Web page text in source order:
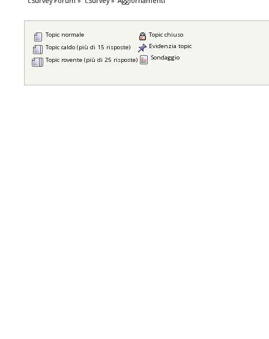
Topic normale
Topic caldo (più di 15 risposte)
Topic rovente (più di 25 risposte)
Topic chiuso
Evidenzia topic
Sondaggio